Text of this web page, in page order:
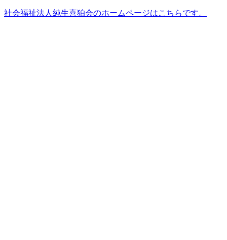
社会福祉法人純生喜狛会のホームページはこちらです。